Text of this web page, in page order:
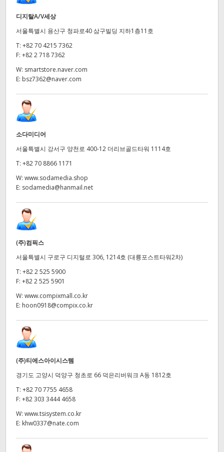
디지탈A/V세상
서울특별시 용산구 청파로40 삼구빌딩 지하1층11호
T: +82 70 4215 7362
F: +82 2 718 7362
W: smartstore.naver.com
E: bsz7362@naver.com
소다미디어
서울특별시 강서구 양천로 400-12 더리브골드타워 1114호
T: +82 70 8866 1171
W: www.sodamedia.shop
E: sodamedia@hanmail.net
(주)컴픽스
서울특별시 구로구 디지털로 306, 1214호 (대륭포스트타워2차)
T: +82 2 525 5900
F: +82 2 525 5901
W: www.compixmall.co.kr
E: hoon0918@compix.co.kr
(주)티에스아이시스템
경기도 고양시 덕양구 청초로 66 덕은리버워크 A동 1812호
T: +82 70 7755 4658
F: +82 303 3444 4658
W: www.tsisystem.co.kr
E: khw0337@nate.com